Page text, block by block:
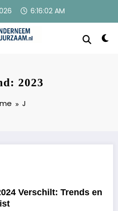
6:16:03 AM
2023
J
Verschilt: Trends en